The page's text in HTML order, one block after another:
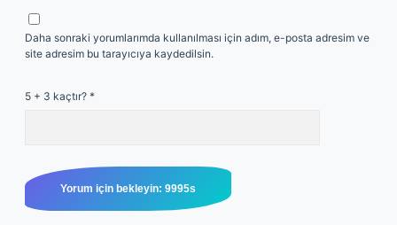
Daha sonraki yorumlarımda kullanılması için adım, e-posta adresim ve
site adresim bu tarayıcıya kaydedilsin.
5 + 3 kaçtır? *